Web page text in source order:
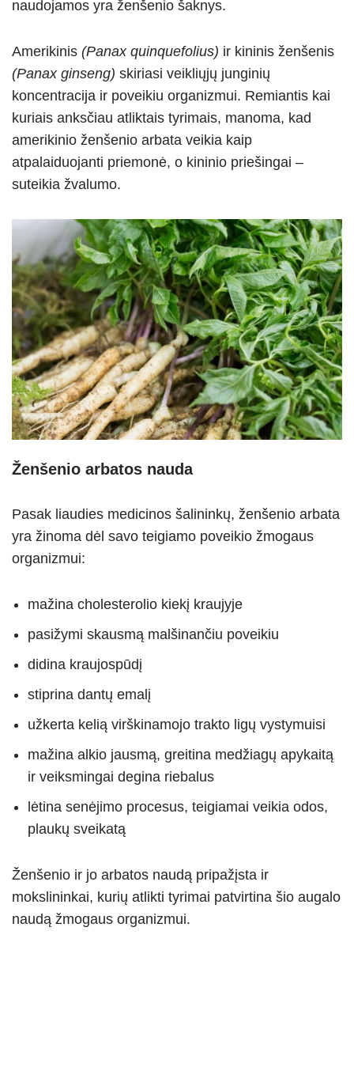
naudojamos yra ženšenio šaknys.
Amerikinis (Panax quinquefolius) ir kininis ženšenis
(Panax ginseng) skiriasi veikliųjų junginių
koncentracija ir poveikiu organizmui. Remiantis kai
kuriais anksčiau atliktais tyrimais, manoma, kad
amerikinio ženšenio arbata veikia kaip
atpalaiduojanti priemonė, o kininio priešingai –
suteikia žvalumo.
Ženšenio arbatos nauda
Pasak liaudies medicinos šalininkų, ženšenio arbata
yra žinoma dėl savo teigiamo poveikio žmogaus
organizmui:
mažina cholesterolio kiekį kraujyje
pasižymi skausmą malšinančiu poveikiu
didina kraujospūdį
stiprina dantų emalį
užkerta kelią virškinamojo trakto ligų vystymuisi
mažina alkio jausmą, greitina medžiagų apykaitą
ir veiksmingai degina riebalus
lėtina senėjimo procesus, teigiamai veikia odos,
plaukų sveikatą
Ženšenio ir jo arbatos naudą pripažįsta ir
mokslininkai, kurių atlikti tyrimai patvirtina šio augalo
naudą žmogaus organizmui.